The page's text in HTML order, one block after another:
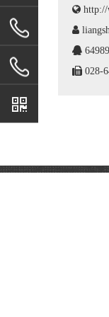



 028-